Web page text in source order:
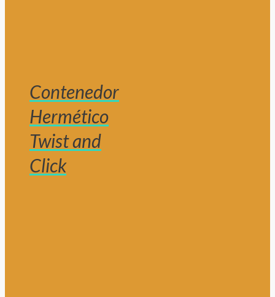
Contenedor
Hermético
Twist and
Click